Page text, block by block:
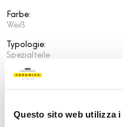
Questo sito web utilizza i
Farbe:
Weiß
Typologie:
Spezialteile
Format: